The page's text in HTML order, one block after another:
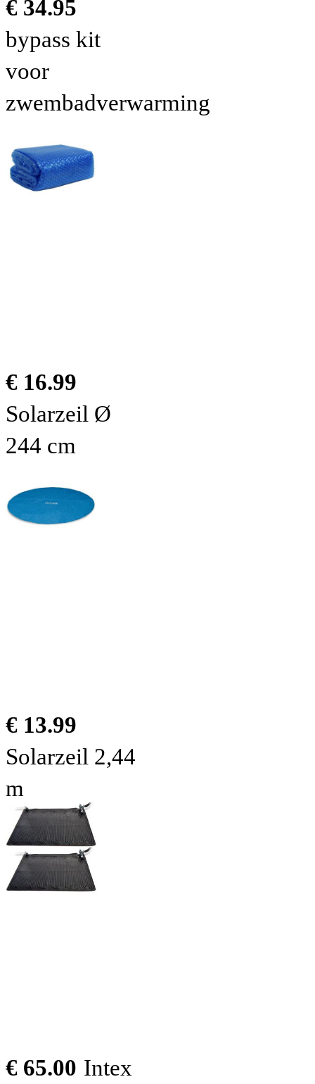
€ 34.95
bypass kit
voor
zwembadverwarming
€ 16.99
Solarzeil Ø
244 cm
€ 13.99
Solarzeil 2,44
m
€ 65.00 Intex